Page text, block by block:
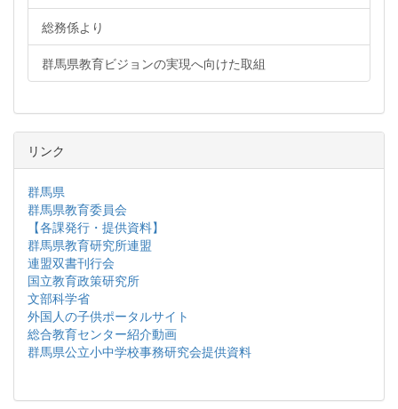
総務係より
群馬県教育ビジョンの実現へ向けた取組
リンク
群馬県
群馬県教育委員会
【各課発行・提供資料】
群馬県教育研究所連盟
連盟双書刊行会
国立教育政策研究所
文部科学省
外国人の子供ポータルサイト
総合教育センター紹介動画
群馬県公立小中学校事務研究会提供資料